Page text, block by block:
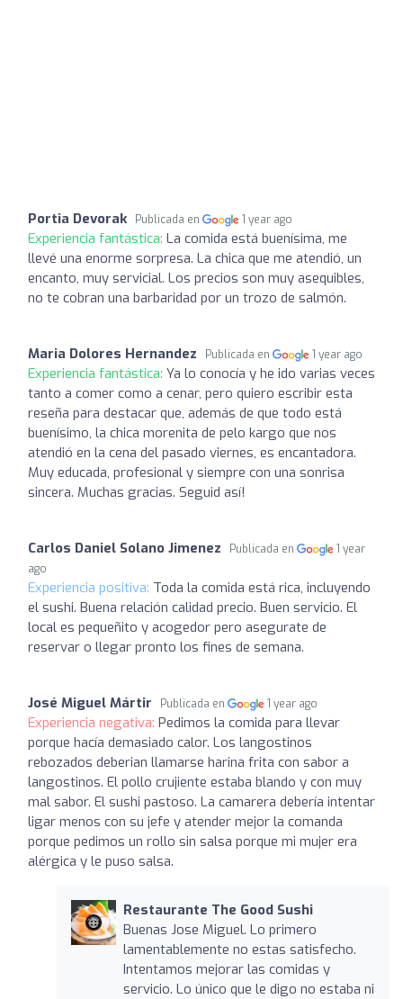
Portia Devorak Publicada en 1 year ago
Experiencia fantástica: La comida está buenísima, me
llevé una enorme sorpresa. La chica que me atendió, un
encanto, muy servicial. Los precios son muy asequibles,
no te cobran una barbaridad por un trozo de salmón.
Maria Dolores Hernandez Publicada en 1 year ago
Experiencia fantástica: Ya lo conocía y he ido varias veces
tanto a comer como a cenar, pero quiero escribir esta
reseña para destacar que, además de que todo está
buenísimo, la chica morenita de pelo kargo que nos
atendió en la cena del pasado viernes, es encantadora.
Muy educada, profesional y siempre con una sonrisa
sincera. Muchas gracias. Seguid así!
Carlos Daniel Solano Jimenez Publicada en
1 year
ago
Experiencia positiva: Toda la comida está rica, incluyendo
el sushi. Buena relación calidad precio. Buen servicio. El
local es pequeñito y acogedor pero asegurate de
reservar o llegar pronto los fines de semana.
José Miguel Mártir Publicada en 1 year ago
Experiencia negativa: Pedimos la comida para llevar
porque hacía demasiado calor. Los langostinos
rebozados deberian llamarse harina frita con sabor a
langostinos. El pollo crujiente estaba blando y con muy
mal sabor. El sushi pastoso. La camarera debería intentar
ligar menos con su jefe y atender mejor la comanda
porque pedimos un rollo sin salsa porque mi mujer era
alérgica y le puso salsa.
Restaurante The Good Sushi
Buenas Jose Miguel. Lo primero
lamentablemente no estas satisfecho.
Intentamos mejorar las comidas y
servicio. Lo único que le digo no estaba ni